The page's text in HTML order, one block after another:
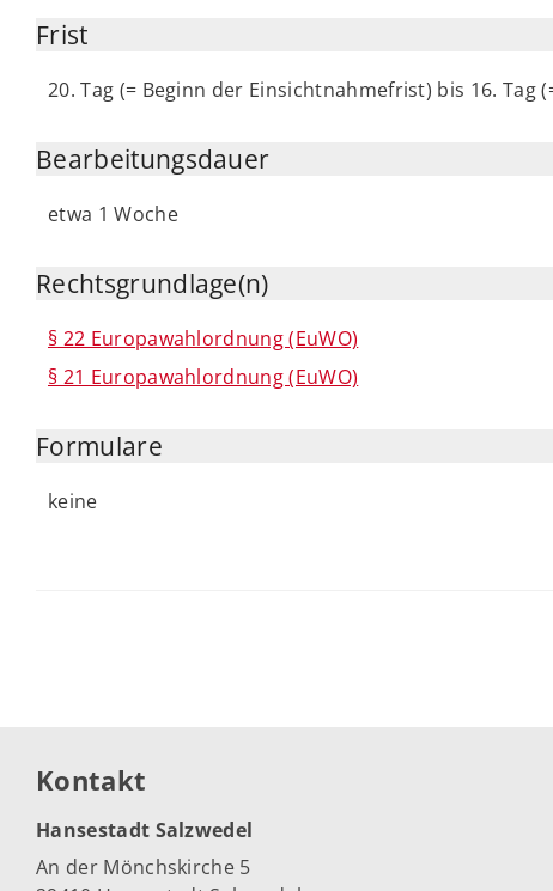
Frist
20. Tag (= Beginn der Einsichtnahmefrist) bis 16.
Bearbeitungsdauer
etwa 1 Woche
Rechtsgrundlage(n)
§ 22 Europawahlordnung (EuWO)
§ 21 Europawahlordnung (EuWO)
Formulare
keine
Kontakt
Hansestadt Salzwedel
An der Mönchskirche 5